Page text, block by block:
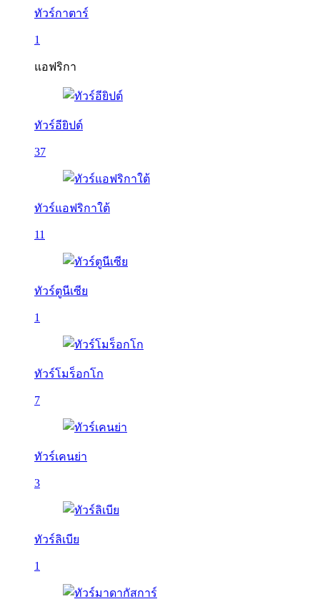
ทัวร์กาตาร์
1
แอฟริกา
ทัวร์อียิปต์
37
ทัวร์แอฟริกาใต้
11
ทัวร์ตูนีเซีย
1
ทัวร์โมร็อกโก
7
ทัวร์เคนย่า
3
ทัวร์ลิเบีย
1